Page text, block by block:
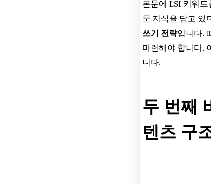
본문에 LSI 키워
문 지식을 담고 있
쓰기 전략입니다.
마련해야 합니다.
니다.
두 번째
텐츠 구